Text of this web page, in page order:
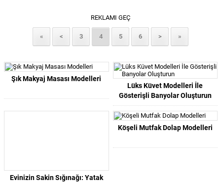
REKLAMI GEÇ
« < 3 4 5 6 > »
Şık Makyaj Masası Modelleri
Lüks Küvet Modelleri İle
Gösterişli Banyolar Oluşturun
Evinizin Sakin Sığınağı: Yatak
Köşeli Mutfak Dolap Modelleri